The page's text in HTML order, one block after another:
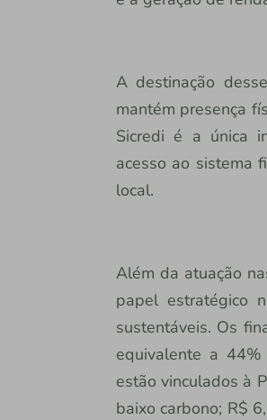
A destinação
mantém presença
Sicredi é a única
acesso ao sistema
local.
Além da atuação
papel estratégico
sustentáveis. Os
equivalente a
estão vinculados à
baixo carbono; R$